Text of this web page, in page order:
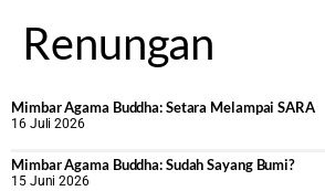
Renungan
Mimbar Agama Buddha: Setara Melampai SARA
16 Juli 2026
Mimbar Agama Buddha: Sudah Sayang Bumi?
15 Juni 2026